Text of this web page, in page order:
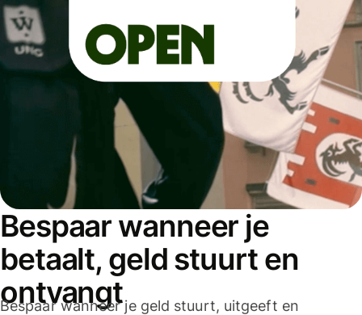
Bespaar wanneer je
betaalt, geld stuurt en
ontvangt
Bespaar wanneer je geld stuurt, uitgeeft en